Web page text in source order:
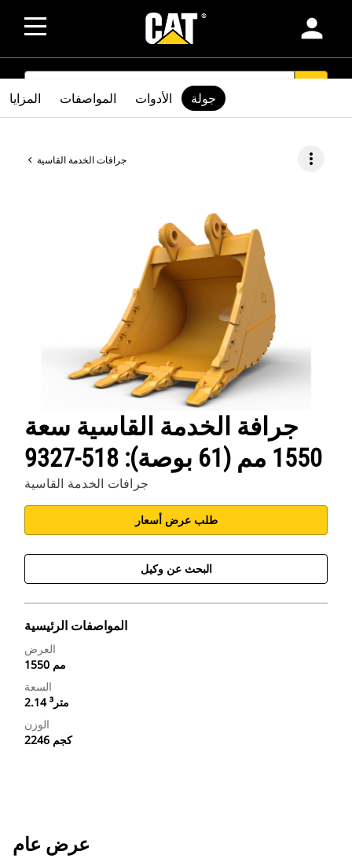
person
SEARCH
جرافات الخدمة القاسية more_vert
جرافة الخدمة القاسية سعة
1550 مم (61 بوصة): 518-9327
جرافات الخدمة القاسية
طلب عرض أسعار
البحث عن وكيل
المواصفات الرئيسية
العرض
1550 مم
السعة
2.14 متر³
الوزن
2246 كجم
المزايا المواصفات الأدوات جولة
عرض عام